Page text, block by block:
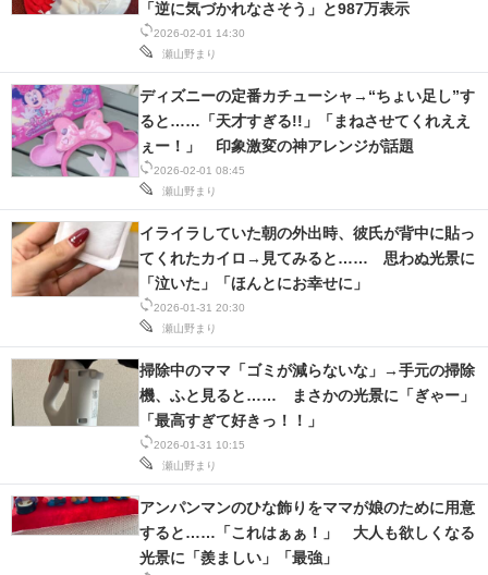
2026-02-01 14:30
瀬山野まり
「逆に気づかれなさそう」と987万表示
2026-02-01 08:45
瀬山野まり
ディズニーの定番カチューシャ→“ちょい足し”す
ると……「天才すぎる!!」「まねさせてくれええ
ぇー！」 印象激変の神アレンジが話題
2026-01-31 20:30
瀬山野まり
イライラしていた朝の外出時、彼氏が背中に貼っ
てくれたカイロ→見てみると…… 思わぬ光景に
「泣いた」「ほんとにお幸せに」
2026-01-31 10:15
瀬山野まり
掃除中のママ「ゴミが減らないな」→手元の掃除
機、ふと見ると…… まさかの光景に「ぎゃー」
「最高すぎて好きっ！！」
アンパンマンのひな飾りをママが娘のために用意
すると……「これはぁぁ！」 大人も欲しくなる
光景に「羨ましい」「最強」